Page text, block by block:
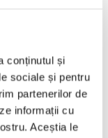
conținutul și
sociale și pentru
partenerilor de
informații cu
Aceștia le
Manuala